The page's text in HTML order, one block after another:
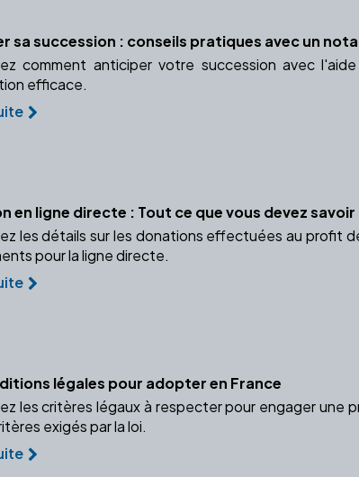
sa succession : conseils pratiques avec un
comment anticiper votre succession avec
efficace.
en ligne directe : Tout ce que vous devez savoir
les détails sur les donations effectuées au profit
pour la ligne directe.
légales pour adopter en France
les critères légaux à respecter pour engager
exigés par la loi.